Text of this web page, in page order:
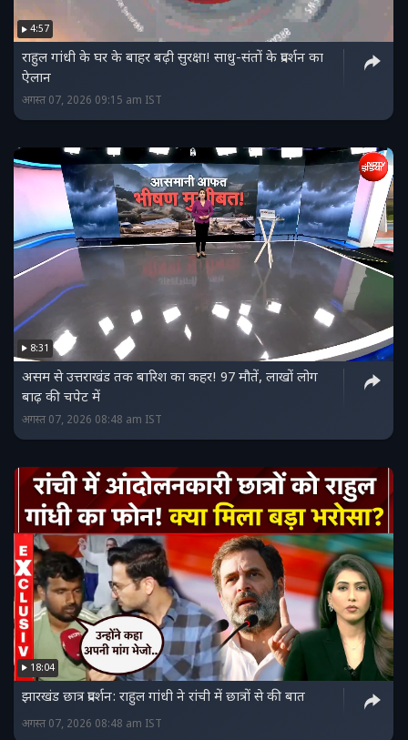
4:57
राहुल गांधी के घर के बाहर बढ़ी सुरक्षा! साधु-संतों के प्रदर्शन का
ऐलान
अगस्त 07, 2026 09:15 am IST
8:31
असम से उत्तराखंड तक बारिश का कहर! 97 मौतें, लाखों लोग
बाढ़ की चपेट में
अगस्त 07, 2026 08:48 am IST
18:04
झारखंड छात्र प्रदर्शन: राहुल गांधी ने रांची में छात्रों से की बात
अगस्त 07, 2026 08:48 am IST